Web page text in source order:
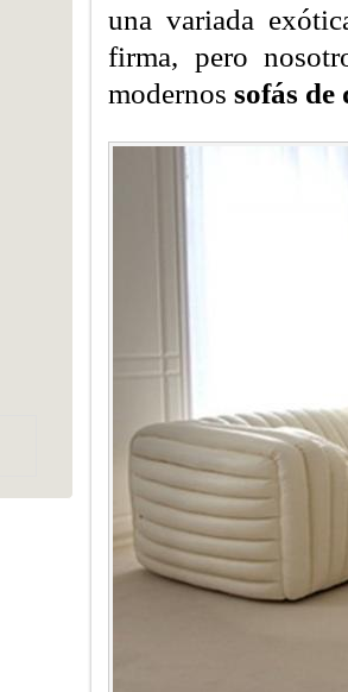
una variada
firma, pero
modernos sofás de